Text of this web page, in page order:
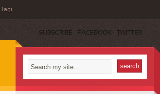
Tagi
SUBSCRIBE FACEBOOK TWITTER